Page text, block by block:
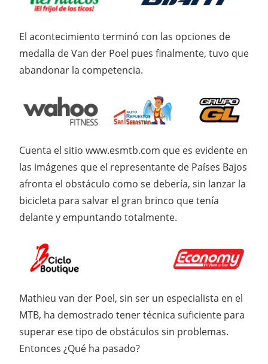
El acontecimiento terminó con las opciones de
medalla de Van der Poel pues finalmente, tuvo que
abandonar la competencia.
Cuenta el sitio www.esmtb.com que es evidente en
las imágenes que el representante de Países Bajos
afronta el obstáculo como se debería, sin lanzar la
bicicleta para salvar el gran brinco que tenía
delante y empuntando totalmente.
Mathieu van der Poel, sin ser un especialista en el
MTB, ha demostrado tener técnica suficiente para
superar ese tipo de obstáculos sin problemas.
Entonces ¿Qué ha pasado?